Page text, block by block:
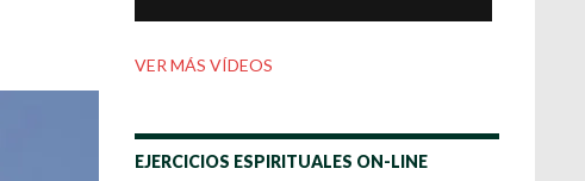
VER MÁS VÍDEOS
EJERCICIOS ESPIRITUALES ON-LINE